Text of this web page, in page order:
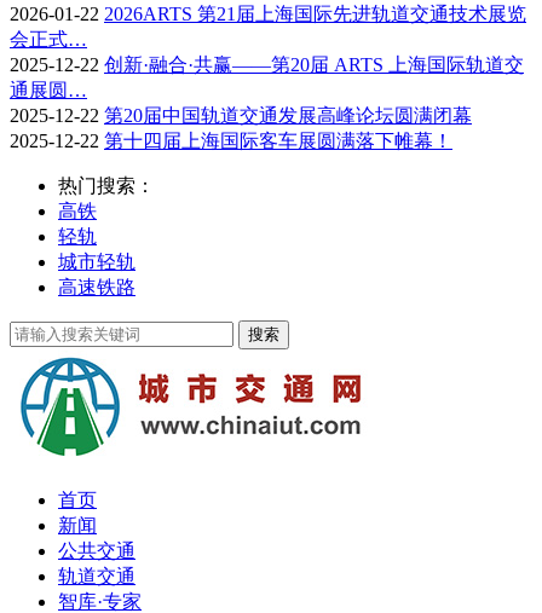
2026-01-22 2026ARTS 第21届上海国际先进轨道交通技术展览
会正式…
2025-12-22 创新·融合·共赢——第20届 ARTS 上海国际轨道交
通展圆…
2025-12-22 第20届中国轨道交通发展高峰论坛圆满闭幕
2025-12-22 第十四届上海国际客车展圆满落下帷幕！
热门搜索：
高铁
轻轨
城市轻轨
高速铁路
首页
新闻
公共交通
轨道交通
智库·专家